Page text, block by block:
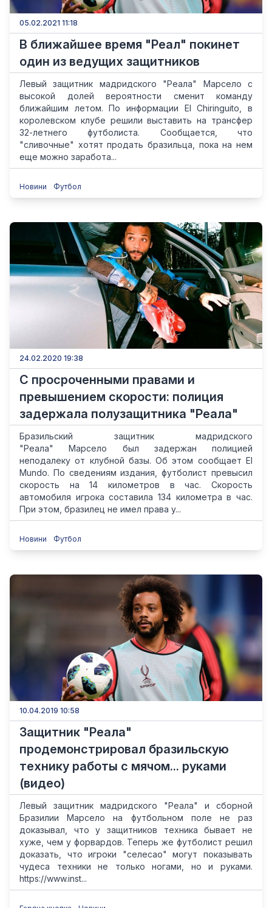
05.02.2021 11:18
В ближайшее время "Реал" покинет
один из ведущих защитников
Левый защитник мадридского "Реала" Марсело с
высокой долей вероятности сменит команду
ближайшим летом. По информации El Chiringuito, в
королевском клубе решили выставить на трансфер
32-летнего футболиста. Сообщается, что
"сливочные" хотят продать бразильца, пока на нем
еще можно заработа...
Новини Футбол
24.02.2020 19:38
С просроченными правами и
превышением скорости: полиция
задержала полузащитника "Реала"
Бразильский защитник мадридского
"Реала" Марсело был задержан полицией
неподалеку от клубной базы. Об этом сообщает El
Mundo. По сведениям издания, футболист превысил
скорость на 14 километров в час. Скорость
автомобиля игрока составила 134 километра в час.
При этом, бразилец не имел права у...
Новини Футбол
10.04.2019 10:58
Защитник "Реала"
продемонстрировал бразильскую
технику работы с мячом... руками
(видео)
Левый защитник мадридского "Реала" и сборной
Бразилии Марсело на футбольном поле не раз
доказывал, что у защитников техника бывает не
хуже, чем у форвардов. Теперь же футболист решил
доказать, что игроки "селесао" могут показывать
чудеса техники не только ногами, но и руками.
https://www.inst...